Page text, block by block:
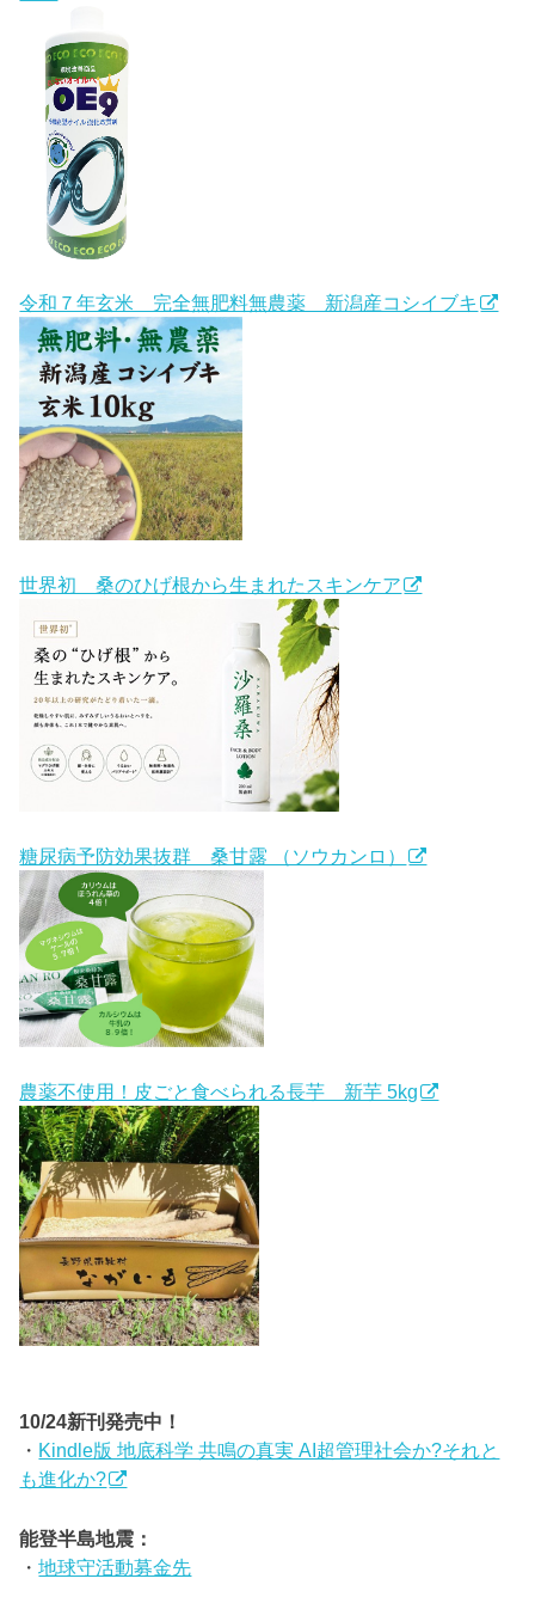
令和７年玄米 完全無肥料無農薬 新潟産コシイブキ
世界初 桑のひげ根から生まれたスキンケア
糖尿病予防効果抜群 桑甘露 （ソウカンロ）
農薬不使用！皮ごと食べられる長芋 新芋 5kg
10/24新刊発売中！
・ Kindle版 地底科学 共鳴の真実 AI超管理社会か?それと
も進化か?
能登半島地震：
・地球守活動募金先